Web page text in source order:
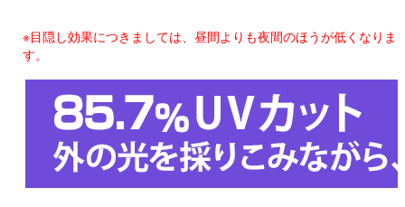
※目隠し効果につきましては、昼間よりも夜間のほうが低くなりま
す。